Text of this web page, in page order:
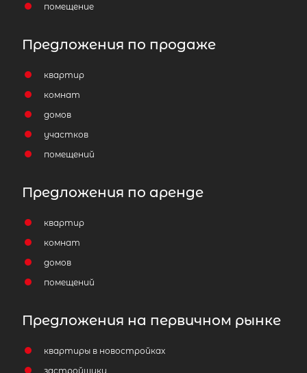
помещение
Предложения по продаже
квартир
комнат
домов
участков
помещений
Предложения по аренде
квартир
комнат
домов
помещений
Предложения на первичном рынке
квартиры в новостройках
застройщики